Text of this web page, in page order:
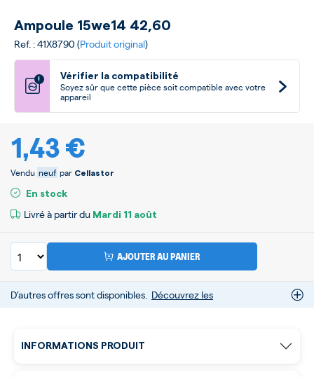
Ampoule 15we14 42,60
Ref. : 41X8790 (Produit original)
! Vérifier la compatibilité
Soyez sûr que cette pièce soit compatible avec votre
appareil
1,43 €
Vendu neuf par Cellastor
En stock
Livré à partir du Mardi 11 août
AJOUTER AU PANIER
D’autres offres sont disponibles. Découvrez les
INFORMATIONS PRODUIT